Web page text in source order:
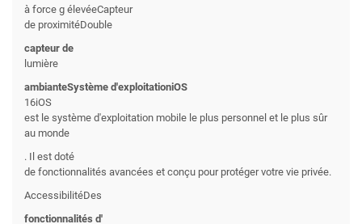
à force g élevéeCapteur
de proximitéDouble
capteur de
lumière
ambianteSystème d'exploitationiOS
16iOS
est le système d'exploitation mobile le plus personnel et le plus sûr
au monde
. Il est doté
de fonctionnalités avancées et conçu pour protéger votre vie privée.
AccessibilitéDes
fonctionnalités d'